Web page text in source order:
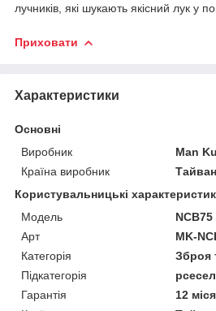
лучників, які шукають якісний лук у
Приховати
Характеристики
Основні
Виробник
Man
Країна виробник
Користувальницькі
Мoдель
Арт
MK-
Категорія
Зброя
Підкатегорія
Гарантія
12